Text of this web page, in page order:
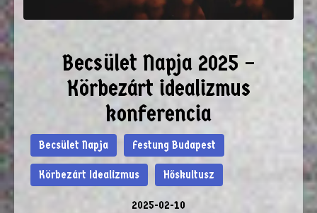
Becsület Napja 2025 –
Körbezárt idealizmus
konferencia
Becsület Napja Festung Budapest
Körbezárt Idealizmus Hőskultusz
2025-02-10